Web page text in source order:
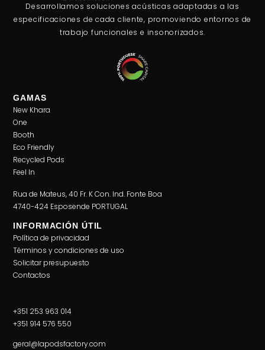
Desarrollamos soluciones acústicas adaptadas a las
especificaciones de cada cliente, promoviendo entornos de
trabajo funcionales e insonorizados.
GAMAS
New Khara
One
Booth
Eco Friendly
Recycled Pods
Feel In
Rua de Mateus, 40 Fr. K Con. Ind. Fonte Boa
4740-424 Esposende PORTUGAL
INFORMACIÓN ÚTIL
Política de privacidad
Términos y condiciones de uso
Solicitar presupuesto
Contactos
+351 253 963 014
+351 914 576 550
geral@lapodsfactory.com